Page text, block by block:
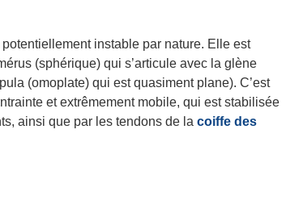
instable par nature. Elle est
(sphérique) qui s’articule avec la glène
(omoplate) qui est quasiment plane). C’est
et extrêmement mobile, qui est stabilisée
ainsi que par les tendons de la coiffe des